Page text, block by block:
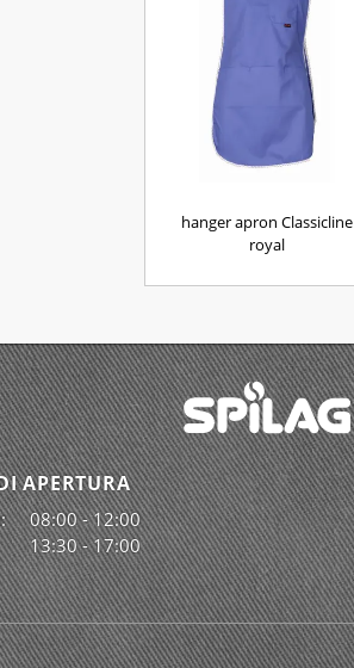
hanger apron Classicline
royal
APERTURA
08:00 - 12:00
13:30 - 17:00